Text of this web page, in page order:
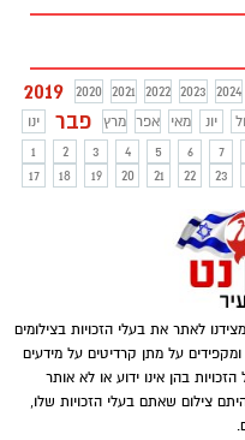
2019 2020 2021 2022 2023 2024
ינו
פבר מרץ אפר מאי יונ
1
2 3 4 5 6 7
17
18 19 20 21 22 23
לאתר את בעלי הזכויות בצילומים
על מתן קרדיטים על מידעים
בהן אינו ידוע או לא אותר
אם זיהיתם צילום שאתם בעלי הזכויות שלו,